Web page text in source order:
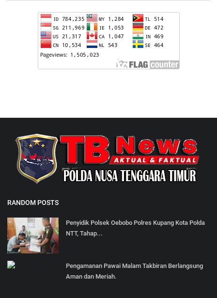
RANDOM POSTS
Penyidik Polsek Oebobo Polres Kupang Kota Polda
NTT, Tahap...
Pengamanan Pawai Malam Takbiran Berlangsung
Aman dan Meriah.